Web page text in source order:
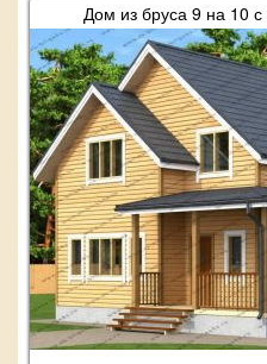
Дом из бруса 9 на 10